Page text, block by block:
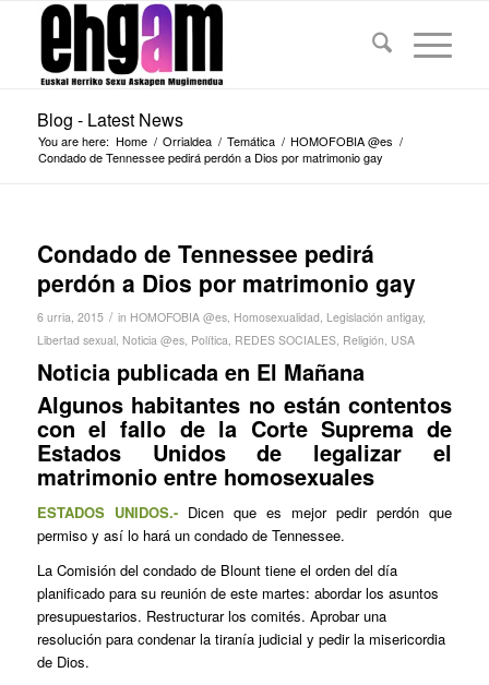
Blog - Latest News
You are here: Home / Orrialdea / Temática / HOMOFOBIA @es /
Condado de Tennessee pedirá perdón a Dios por matrimonio gay
Condado de Tennessee pedirá
perdón a Dios por matrimonio gay
6 urria, 2015 / in HOMOFOBIA @es, Homosexualidad, Legislación antigay,
Libertad sexual, Noticia @es, Política, REDES SOCIALES, Religión, USA
Noticia publicada en El Mañana
Algunos habitantes no están contentos
con el fallo de la Corte Suprema de
Estados Unidos de legalizar el
matrimonio entre homosexuales
ESTADOS UNIDOS.- Dicen que es mejor pedir perdón que
permiso y así lo hará un condado de Tennessee.
La Comisión del condado de Blount tiene el orden del día
planificado para su reunión de este martes: abordar los asuntos
presupuestarios. Restructurar los comités. Aprobar una
resolución para condenar la tiranía judicial y pedir la misericordia
de Dios.